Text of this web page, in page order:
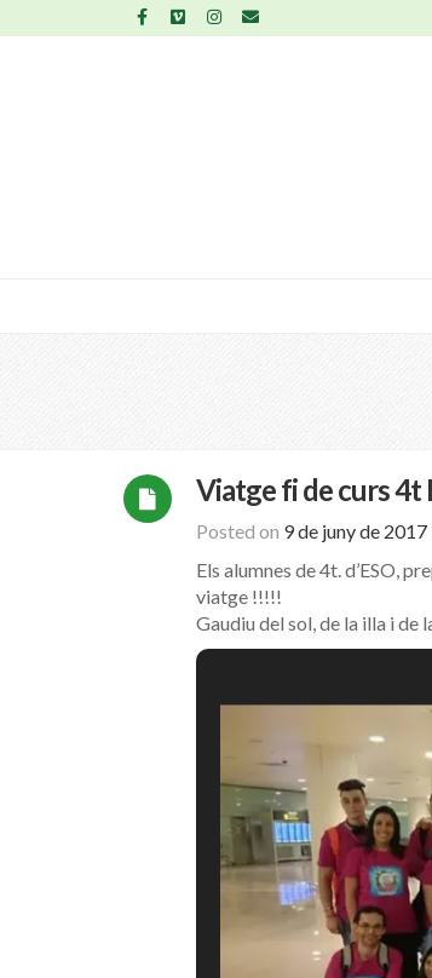
Viatge fi de curs 4t
Posted on 9 de juny de 2017
Els alumnes de 4t. d’ESO,
viatge !!!!!
Gaudiu del sol, de la illa i de